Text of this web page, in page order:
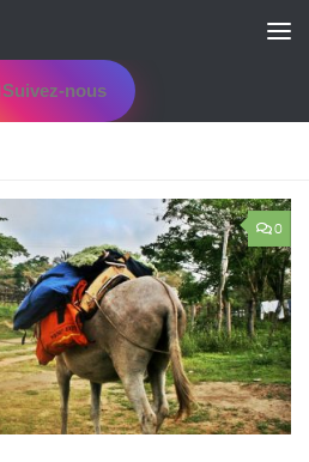
Suivez-nous
0